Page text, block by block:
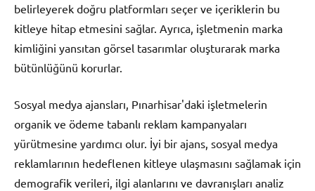
belirleyerek doğru platformları seçer ve içeriklerin bu
kitleye hitap etmesini sağlar. Ayrıca, işletmenin marka
kimliğini yansıtan görsel tasarımlar oluşturarak marka
bütünlüğünü korurlar.
Sosyal medya ajansları, Pınarhisar'daki işletmelerin
organik ve ödeme tabanlı reklam kampanyaları
yürütmesine yardımcı olur. İyi bir ajans, sosyal medya
reklamlarının hedeflenen kitleye ulaşmasını sağlamak için
demografik verileri, ilgi alanlarını ve davranışları analiz